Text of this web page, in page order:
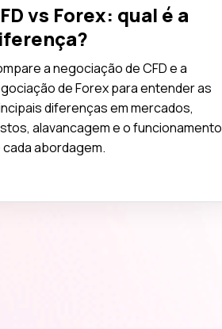
vs Forex: qual é a
a negociação de CFD e a
de Forex para entender as
diferenças em mercados,
alavancagem e o funcionamento
cada abordagem.